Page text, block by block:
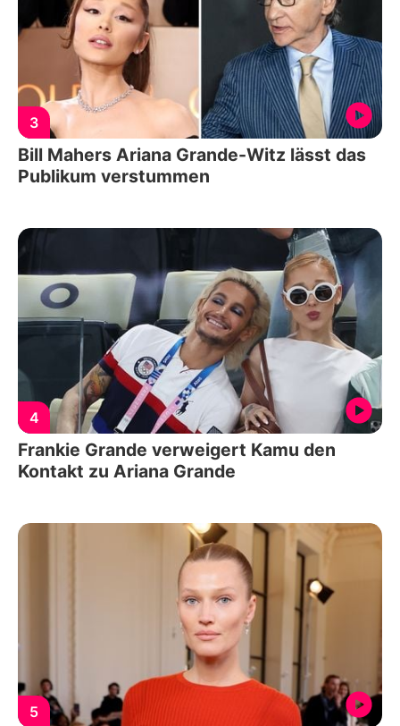
3
Bill Mahers Ariana Grande-Witz lässt das
Publikum verstummen
4
Frankie Grande verweigert Kamu den
Kontakt zu Ariana Grande
5